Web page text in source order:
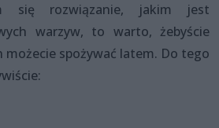
się rozwiązanie, jakim jest
warzyw, to warto, żebyście
spożywać latem. Do tego